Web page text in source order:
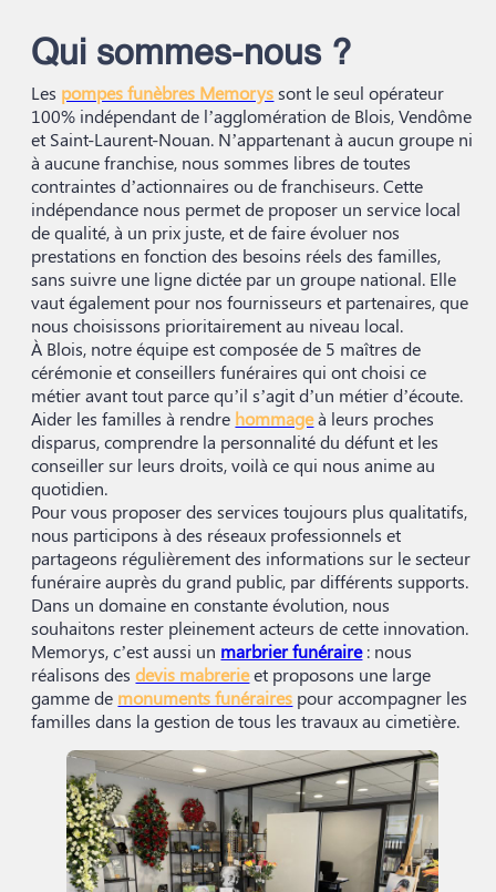
QUI SOMMES-NOUS ?
NOUS REJOINDRE
Qui sommes-nous ?
Les pompes funèbres Memoryssont le seul opérateur
100% indépendant de l’agglomération de Blois, Vendôme
et Saint-Laurent-Nouan. N’appartenant à aucun groupe ni
à aucune franchise, nous sommes libres de toutes
contraintes d’actionnaires ou de franchiseurs. Cette
indépendance nous permet de proposer un service local
de qualité, à un prix juste, et de faire évoluer nos
prestations en fonction des besoins réels des familles,
sans suivre une ligne dictée par un groupe national. Elle
vaut également pour nos fournisseurs et partenaires, que
nous choisissons prioritairement au niveau local.
À Blois, notre équipe est composée de 5 maîtres de
cérémonie et conseillers funéraires qui ont choisi ce
métier avant tout parce qu’il s’agit d’un métier d’écoute.
Aider les familles à rendre hommageà leurs proches
disparus, comprendre la personnalité du défunt et les
conseiller sur leurs droits, voilà ce qui nous anime au
quotidien.
Pour vous proposer des services toujours plus qualitatifs,
nous participons à des réseaux professionnels et
partageons régulièrement des informations sur le secteur
funéraire auprès du grand public, par différents supports.
Dans un domaine en constante évolution, nous
souhaitons rester pleinement acteurs de cette innovation.
Memorys, c’est aussi un marbrier funéraire: nous
réalisons desdevis mabrerieet proposons une large
gamme de monuments funéraires pour accompagner les
familles dans la gestion de tous les travaux au cimetière.